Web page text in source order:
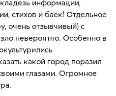
информации,
стихов и баек! Отдельное
очень отзывчивый) с
невероятно. Особенно в
какой город поразил
глазами. Огромное